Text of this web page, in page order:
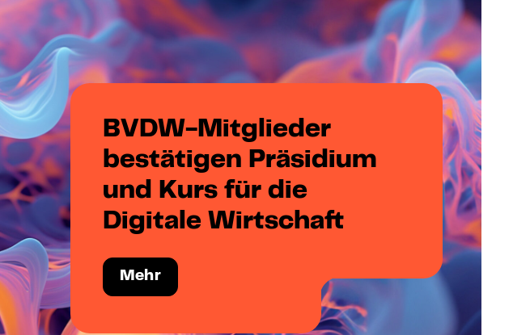
BVDW-Mitglieder
bestätigen Präsidium
und Kurs für die
Digitale Wirtschaft
Mehr